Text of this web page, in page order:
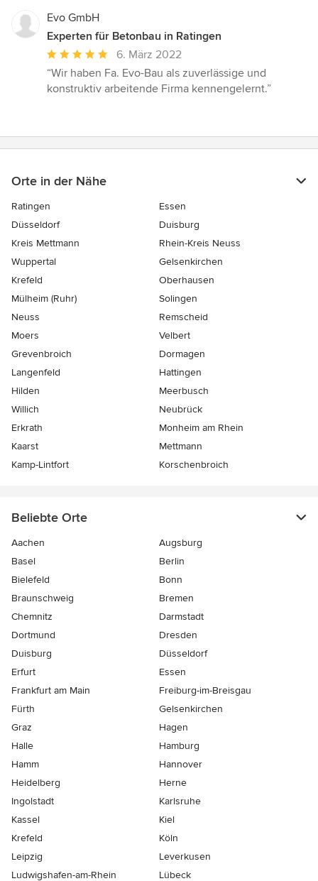
Evo GmbH
Experten für Betonbau in Ratingen
Durchschnittliche
Bewertung:
5
6. März 2022
“Wir haben Fa. Evo-Bau als zuverlässige und
konstruktiv arbeitende Firma kennengelernt.”
Orte in der Nähe
Ratingen
Essen
Düsseldorf
Duisburg
Kreis Mettmann
Rhein-Kreis Neuss
Wuppertal
Gelsenkirchen
Krefeld
Oberhausen
Mülheim (Ruhr)
Solingen
Neuss
Remscheid
Moers
Velbert
Grevenbroich
Dormagen
Langenfeld
Hattingen
Hilden
Meerbusch
Willich
Neubrück
Erkrath
Monheim am Rhein
Kaarst
Mettmann
Kamp-Lintfort
Korschenbroich
Beliebte Orte
Aachen
Augsburg
Basel
Berlin
Bielefeld
Bonn
Braunschweig
Bremen
Chemnitz
Darmstadt
Dortmund
Dresden
Duisburg
Düsseldorf
Erfurt
Essen
Frankfurt am Main
Freiburg-im-Breisgau
Fürth
Gelsenkirchen
Graz
Hagen
Halle
Hamburg
Hamm
Hannover
Heidelberg
Herne
Ingolstadt
Karlsruhe
Kassel
Kiel
Krefeld
Köln
Leipzig
Leverkusen
Ludwigshafen-am-Rhein
Lübeck